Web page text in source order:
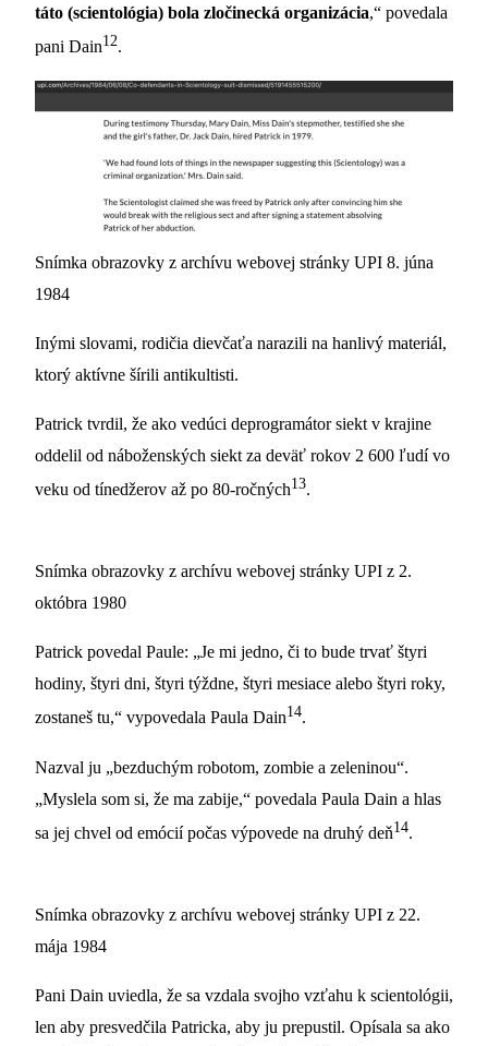
táto (scientológia) bola zločinecká organizácia,“ povedala
pani Dain12.
Snímka obrazovky z archívu webovej stránky UPI 8. júna
1984
Inými slovami, rodičia dievčaťa narazili na hanlivý materiál,
ktorý aktívne šírili antikultisti.
Patrick tvrdil, že ako vedúci deprogramátor siekt v krajine
oddelil od náboženských siekt za deväť rokov 2 600 ľudí vo
veku od tínedžerov až po 80-ročných13.
Snímka obrazovky z archívu webovej stránky UPI z 2.
októbra 1980
Patrick povedal Paule: „Je mi jedno, či to bude trvať štyri
hodiny, štyri dni, štyri týždne, štyri mesiace alebo štyri roky,
zostaneš tu,“ vypovedala Paula Dain14.
Nazval ju „bezduchým robotom, zombie a zeleninou“.
„Myslela som si, že ma zabije,“ povedala Paula Dain a hlas
sa jej chvel od emócií počas výpovede na druhý deň14.
Snímka obrazovky z archívu webovej stránky UPI z 22.
mája 1984
Pani Dain uviedla, že sa vzdala svojho vzťahu k scientológii,
len aby presvedčila Patricka, aby ju prepustil. Opísala sa ako